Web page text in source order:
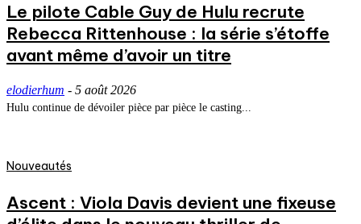
Le pilote Cable Guy de Hulu recrute
Rebecca Rittenhouse : la série s’étoffe
avant même d’avoir un titre
elodierhum - 5 août 2026
Hulu continue de dévoiler pièce par pièce le casting...
Nouveautés
Ascent : Viola Davis devient une fixeuse